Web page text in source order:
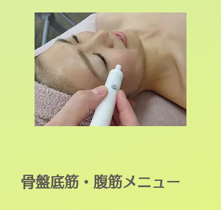
骨盤底筋・腹筋メニュー